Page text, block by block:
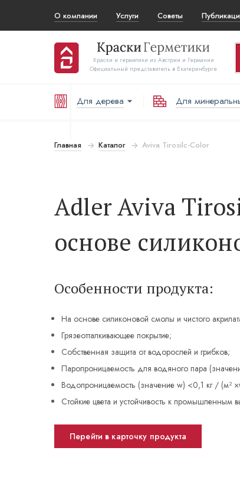
О компании Услуги Советы
Краски и герметики из Австрии и Германии
Официальный представитель в Екатеринбурге
Для дерева Для
Главная Каталог Aviva Tirosilc-Color
Adler Aviva
основе
Особенности продукта:
На основе силиконовой смолы и чистого
Грязеотталкивающее покрытие;
Собственная защита от водорослей и грибков;
Паропроницаемость для водяного пара
Водопроницаемость (значение w) <0,1 кг / (м²
Стойкие цвета и устойчивость к промышленным
Перейти в карточку продукта